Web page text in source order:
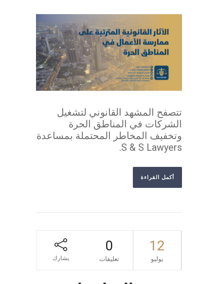
تتصفح المشهد القانوني لتشغيل
الشركات في المناطق الحرة
وتخفيف المخاطر المحتملة بمساعدة
S & S Lawyers.
أكمل القراءة
12
يوليو
0
تعليقات يشارك